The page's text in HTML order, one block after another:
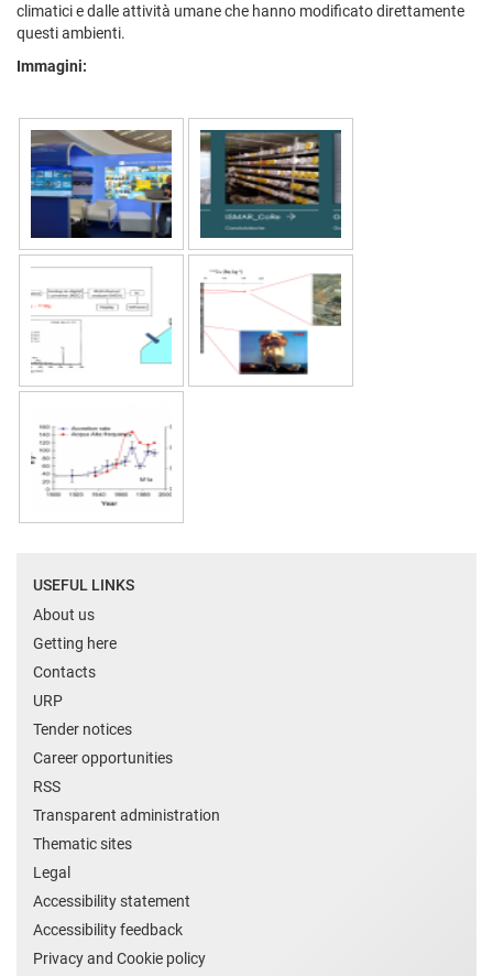
climatici e dalle attività umane che hanno modificato direttamente
questi ambienti.
Immagini:
USEFUL LINKS
About us
Getting here
Contacts
URP
Tender notices
Career opportunities
RSS
Transparent administration
Thematic sites
Legal
Accessibility statement
Accessibility feedback
Privacy and Cookie policy